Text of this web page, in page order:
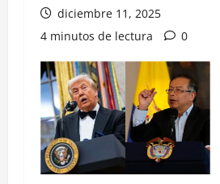
diciembre 11, 2025
4 minutos de lectura
0